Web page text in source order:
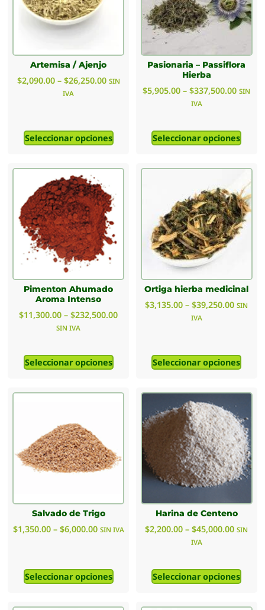
Artemisa / Ajenjo
$2,090.00 – $26,250.00 SIN
IVA
Seleccionar opciones
Pasionaria – Passiflora
Hierba
$5,905.00 – $337,500.00 SIN
IVA
Seleccionar opciones
Pimenton Ahumado
Aroma Intenso
$11,300.00 – $232,500.00
SIN IVA
Seleccionar opciones
Ortiga hierba medicinal
$3,135.00 – $39,250.00 SIN
IVA
Seleccionar opciones
Salvado de Trigo
$1,350.00 – $6,000.00 SIN IVA
Seleccionar opciones
Harina de Centeno
$2,200.00 – $45,000.00 SIN
IVA
Seleccionar opciones